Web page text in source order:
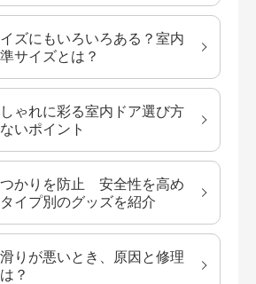
ズにもいろいろある？室内
サイズとは？
ゃれに彩る室内ドア選び方
いポイント
つかりを防止 安全性を高め
イプ別のグッズを紹介
りが悪いとき、原因と修理
？